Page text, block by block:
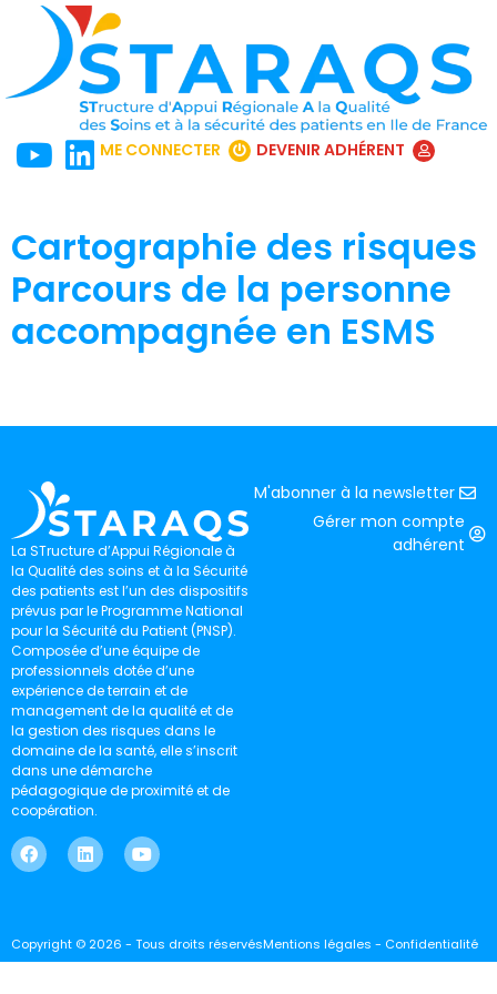
ME CONNECTER DEVENIR ADHÉRENT
Cartographie des risques
Parcours de la personne
accompagnée en ESMS
La STructure d’Appui Régionale à
la Qualité des soins et à la Sécurité
des patients est l’un des dispositifs
prévus par le Programme National
pour la Sécurité du Patient (PNSP).
Composée d’une équipe de
professionnels dotée d’une
expérience de terrain et de
management de la qualité et de
la gestion des risques dans le
domaine de la santé, elle s’inscrit
dans une démarche
pédagogique de proximité et de
coopération.
M'abonner à la newsletter
Gérer mon compte
adhérent
Copyright © 2026 - Tous droits réservésMentions légales - Confidentialité